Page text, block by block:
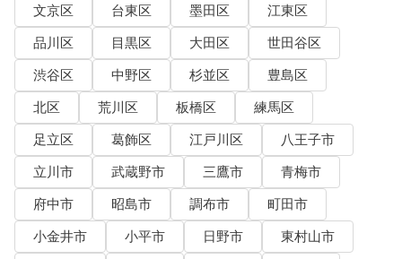
文京区
台東区 墨田区
江東区
品川区
目黒区 大田区
世田谷区
渋谷区
中野区 杉並区
豊島区
北区
荒川区 板橋区
練馬区
足立区
葛飾区 江戸川区
八王子市
立川市
武蔵野市 三鷹市
青梅市
府中市
昭島市 調布市
町田市
小金井市
小平市 日野市
東村山市